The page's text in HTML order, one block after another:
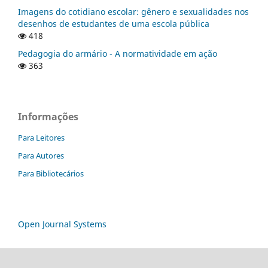
Imagens do cotidiano escolar: gênero e sexualidades nos
desenhos de estudantes de uma escola pública
418
Pedagogia do armário - A normatividade em ação
363
Informações
Para Leitores
Para Autores
Para Bibliotecários
Open Journal Systems